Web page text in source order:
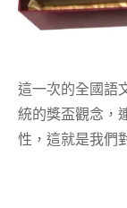
這一次的全國語
統的獎盃觀念，
性，這就是我們